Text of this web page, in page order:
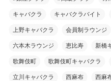
キャバクラ キャバクラバイト
上野キャバクラ 会員制ラウンジ
六本木ラウンジ 恵比寿 新橋
歌舞伎町 歌舞伎町キャバクラ
立川キャバクラ 西麻布 西麻